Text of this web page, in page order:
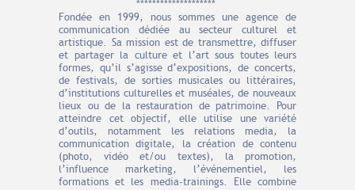
********************
Fondée en 1999, nous sommes une agence de
communication dédiée au secteur culturel et
artistique. Sa mission est de transmettre, diffuser
et partager la culture et l’art sous toutes leurs
formes, qu’il s’agisse d’expositions, de concerts,
de festivals, de sorties musicales ou littéraires,
d’institutions culturelles et muséales, de nouveaux
lieux ou de la restauration de patrimoine. Pour
atteindre cet objectif, elle utilise une variété
d’outils, notamment les relations media, la
communication digitale, la création de contenu
(photo, vidéo et/ou textes), la promotion,
l’influence marketing, l’événementiel, les
formations et les media-trainings. Elle combine